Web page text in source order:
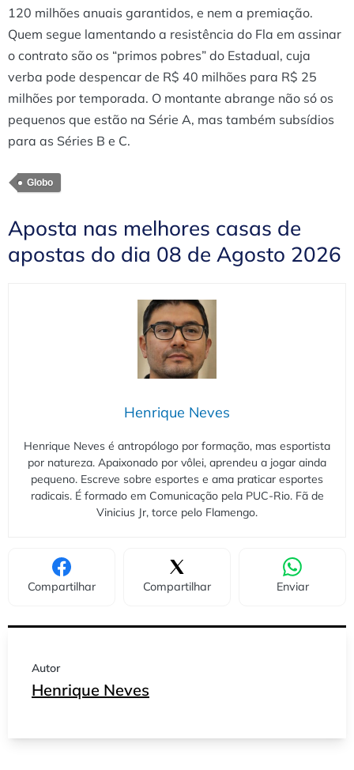
120 milhões anuais garantidos, e nem a premiação.
Quem segue lamentando a resistência do Fla em assinar
o contrato são os “primos pobres” do Estadual, cuja
verba pode despencar de R$ 40 milhões para R$ 25
milhões por temporada. O montante abrange não só os
pequenos que estão na Série A, mas também subsídios
para as Séries B e C.
Globo
Aposta nas melhores casas de
apostas do dia 08 de Agosto 2026
Henrique Neves
Henrique Neves é antropólogo por formação, mas esportista
por natureza. Apaixonado por vôlei, aprendeu a jogar ainda
pequeno. Escreve sobre esportes e ama praticar esportes
radicais. É formado em Comunicação pela PUC-Rio. Fã de
Vinicius Jr, torce pelo Flamengo.
Compartilhar Compartilhar Enviar
Autor
Henrique Neves